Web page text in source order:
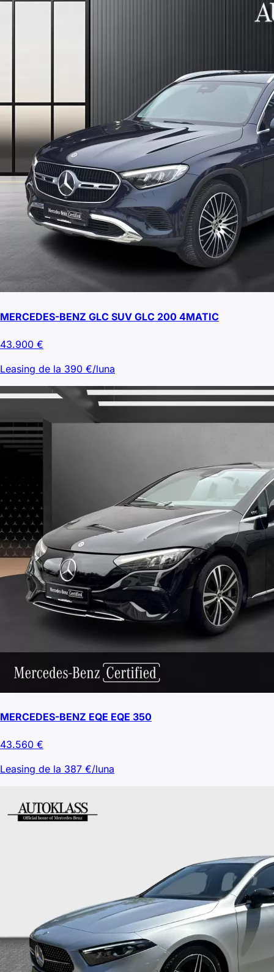
MERCEDES-BENZ GLC SUV GLC 200 4MATIC
43.900 €
Leasing de la 390 €/luna
MERCEDES-BENZ EQE EQE 350
43.560 €
Leasing de la 387 €/luna